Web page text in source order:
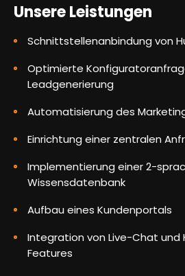
Unsere Leistungen
Schnittstellenanbindung von
Optimierte
Leadgenerierung
Automatisierung des
Einrichtung einer zentralen
Implementierung einer 2-
Wissensdatenbank
Aufbau eines Kundenportals
Integration von Live-Chat und
Features